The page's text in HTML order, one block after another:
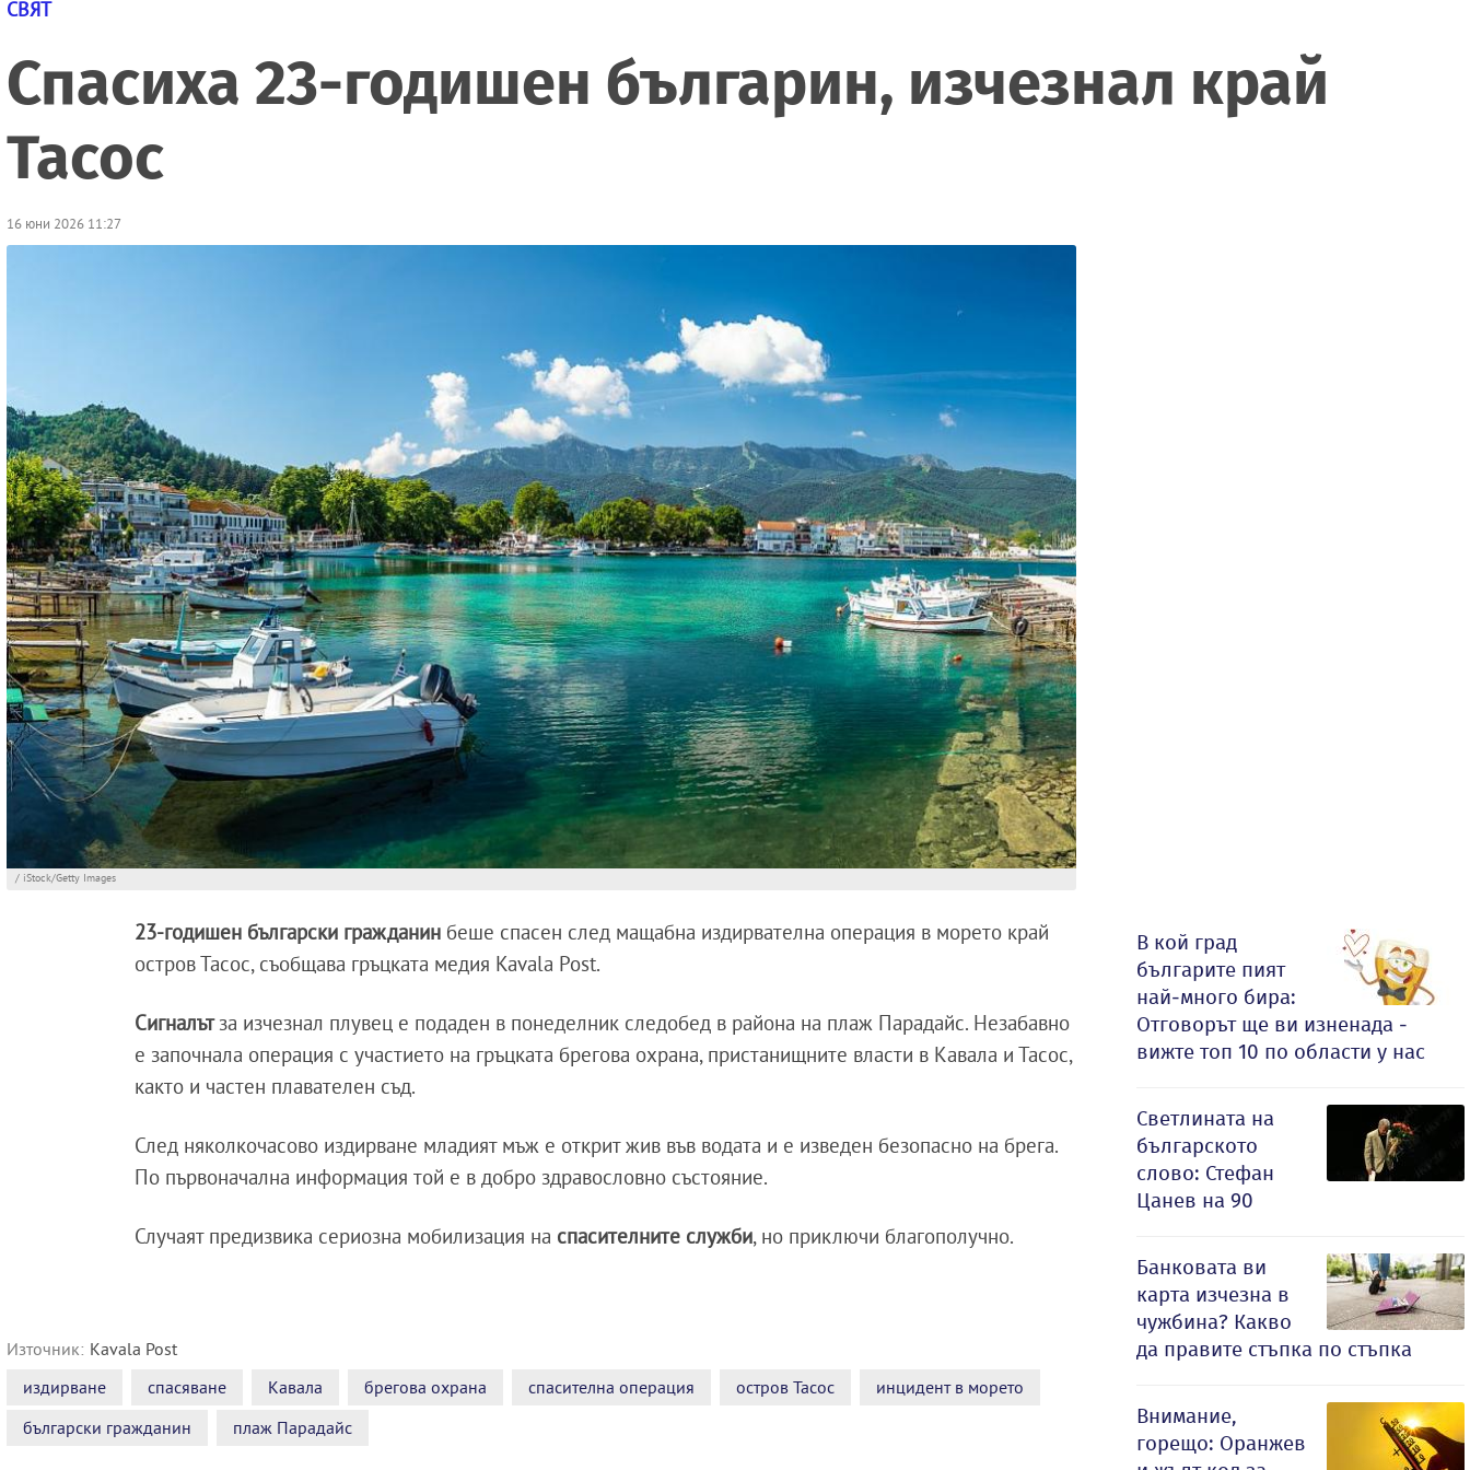
СВЯТ
Спасиха 23-годишен българин, изчезнал край
Тасос
16 юни 2026 11:27
/ iStock/Getty Images
23-годишен български гражданин беше спасен след мащабна издирвателна операция в морето край
остров Тасос, съобщава гръцката медия Kavala Post.
Сигналътза изчезнал плувец е подаден в понеделник следобед в района на плаж Парадайс. Незабавно
е започнала операция с участието на гръцката брегова охрана, пристанищните власти в Кавала и Тасос,
както и частен плавателен съд.
След няколкочасово издирване младият мъж е открит жив във водата и е изведен безопасно на брега.
По първоначална информация той е в добро здравословно състояние.
Случаят предизвика сериозна мобилизация на спасителните служби, но приключи благополучно.
Източник: Kavala Post
издирване
спасяване Кавала брегова охрана спасителна операция остров Тасос
инцидент в морето
български гражданин
плаж Парадайс
В кой град
българите пият
най-много бира:
Отговорът ще ви изненада -
вижте топ 10 по области у нас
Светлината на
българското
слово: Стефан
Цанев на 90
Банковата ви
карта изчезна в
чужбина? Какво
да правите стъпка по стъпка
Внимание,
горещо: Оранжев